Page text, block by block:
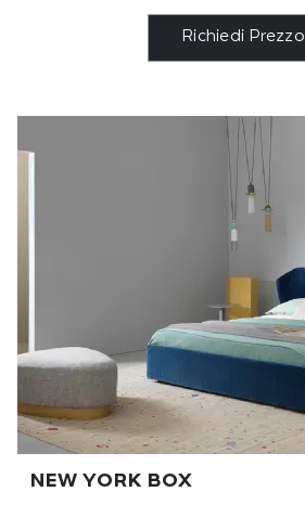
Richiedi Prezzo
NEW YORK BOX